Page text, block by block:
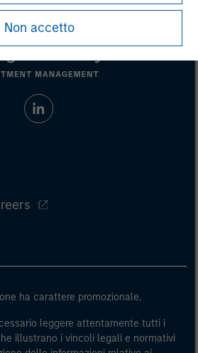
Non accetto
ha carattere promozionale.
leggere attentamente tutti i
illustrano i vincoli legali e normativi